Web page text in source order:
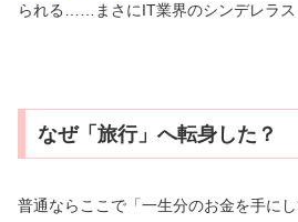
られる……まさにIT業界のシンデレラス
なぜ「旅行」へ転身した？
普通ならここで「一生分のお金を手に